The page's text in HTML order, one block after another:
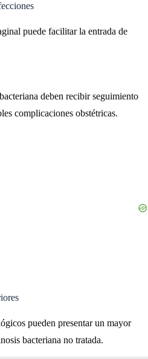
puede facilitar la entrada de
deben recibir seguimiento
complicaciones obstétricas.
pueden presentar un mayor
bacteriana no tratada.